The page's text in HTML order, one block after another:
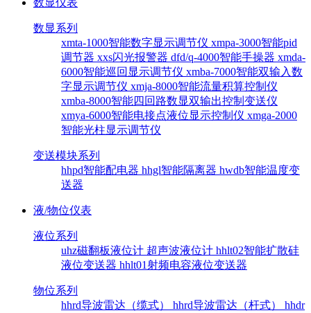
数显仪表
数显系列
xmta-1000智能数字显示调节仪 xmpa-3000智能pid
调节器 xxs闪光报警器 dfd/q-4000智能手操器 xmda-
6000智能巡回显示调节仪 xmba-7000智能双输入数
字显示调节仪 xmja-8000智能流量积算控制仪
xmba-8000智能四回路数显双输出控制变送仪
xmya-6000智能电接点液位显示控制仪 xmga-2000
智能光柱显示调节仪
变送模块系列
hhpd智能配电器 hhgl智能隔离器 hwdb智能温度变
送器
液/物位仪表
液位系列
uhz磁翻板液位计 超声波液位计 hhlt02智能扩散硅
液位变送器 hhlt01射频电容液位变送器
物位系列
hhrd导波雷达（缆式） hhrd导波雷达（杆式） hhdr